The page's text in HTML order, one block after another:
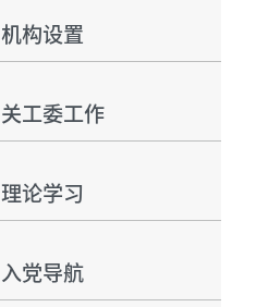
机构设置
关工委工作
理论学习
入党导航